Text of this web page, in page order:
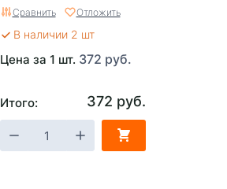
Сравнить Отложить
В наличии 2 шт
Цена за 1 шт. 372 руб.
Итого: 372 руб.